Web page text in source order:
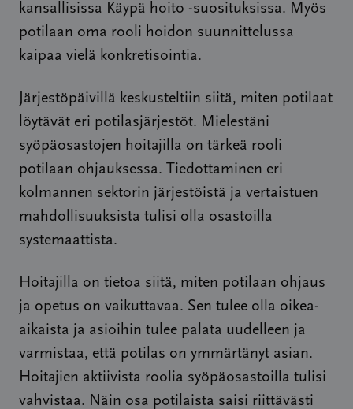
kansallisissa Käypä hoito -suosituksissa. Myös
potilaan oma rooli hoidon suunnittelussa
kaipaa vielä konkretisointia.
Järjestöpäivillä keskusteltiin siitä, miten potilaat
löytävät eri potilasjärjestöt. Mielestäni
syöpäosastojen hoitajilla on tärkeä rooli
potilaan ohjauksessa. Tiedottaminen eri
kolmannen sektorin järjestöistä ja vertaistuen
mahdollisuuksista tulisi olla osastoilla
systemaattista.
Hoitajilla on tietoa siitä, miten potilaan ohjaus
ja opetus on vaikuttavaa. Sen tulee olla oikea-
aikaista ja asioihin tulee palata uudelleen ja
varmistaa, että potilas on ymmärtänyt asian.
Hoitajien aktiivista roolia syöpäosastoilla tulisi
vahvistaa. Näin osa potilaista saisi riittävästi